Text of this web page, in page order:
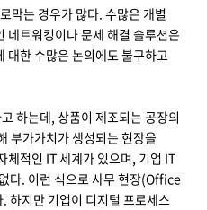
막는 경우가 많다. 수많은 개별
네트워킹이나 문제 해결 솔루션은
대한 수많은 논의에도 불구하고
하는데, 상품이 제조되는 공장의
부가가치가 생성되는 현장을
체적인 IT 세계가 있으며, 기업 IT
다. 이런 식으로 사무 현장(Office
하지만 기업이 디지털 프로세스